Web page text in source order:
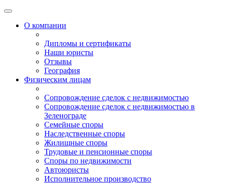
О компании
Дипломы и сертификаты
Наши юристы
Отзывы
География
Физическим лицам
Сопровождение сделок с недвижимостью
Сопровождение сделок с недвижимостью в
Зеленограде
Семейные споры
Наследственные споры
Жилищные споры
Трудовые и пенсионные споры
Споры по недвижимости
Автоюристы
Исполнительное производство